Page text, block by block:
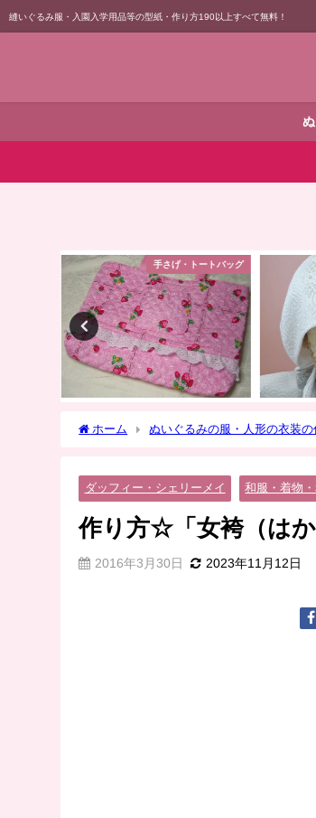
縫いぐるみ服・入園入学用品等の型紙・作り方190以上すべて無料！
ダッフィー・シェリーメイ
ホーム ぬいぐるみの服・人形の衣装の
ダッフィー・シェリーメイ 和服・着物
作り方☆「女袴（は
2016年3月30日 2023年11月12日